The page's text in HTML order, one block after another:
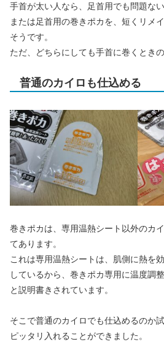
手首が太い人なら、足首用でも問題な
または足首用の巻きポカを、短くリメ
そうです。
ただ、どちらにしても手首に巻くとき
普通のカイロも仕込める
巻きポカは、専用温熱シート以外のカ
てあります。
これは専用温熱シートは、肌側に熱を
しているから、巻きポカ専用に温度調
と説明書きされています。
そこで普通のカイロでも仕込めるのか
ピッタリ入れることができました。